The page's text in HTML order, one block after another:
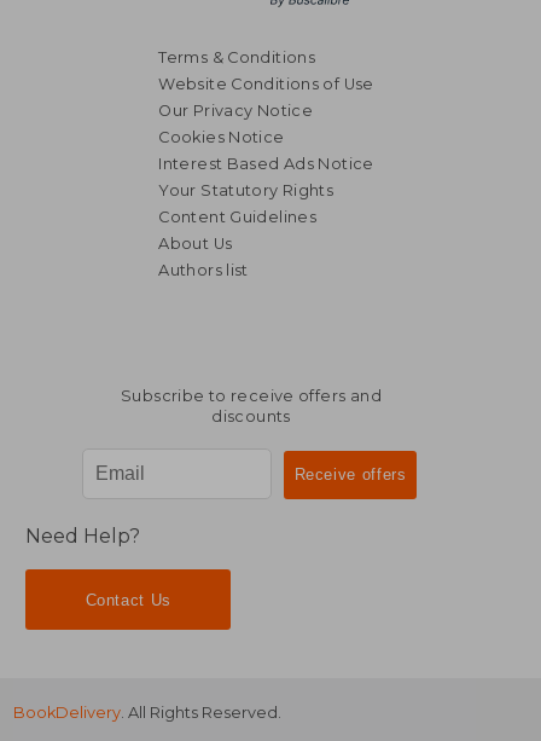
Terms & Conditions
Website Conditions of Use
Our Privacy Notice
Cookies Notice
Interest Based Ads Notice
Your Statutory Rights
Content Guidelines
About Us
Authors list
Subscribe to receive offers and
discounts
Need Help?
Contact Us
BookDelivery. All Rights Reserved.